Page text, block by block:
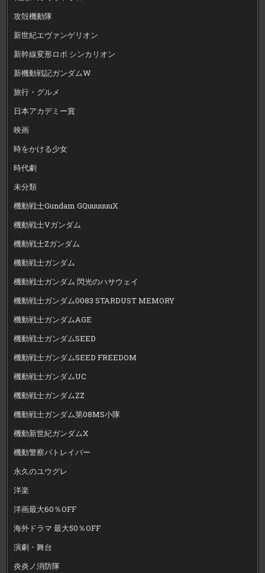
攻殻機動隊
新世紀エヴァンゲリオン
新幹線変形ロボ シンカリオン
新機動戦記ガンダムW
旅行・グルメ
日本アカデミー賞
映画
時をかける少女
時代劇
未分類
機動戦士Gundam GQuuuuuuX
機動戦士Vガンダム
機動戦士Zガンダム
機動戦士ガンダム
機動戦士ガンダム 閃光のハサウェイ
機動戦士ガンダム0083 STARDUST MEMORY
機動戦士ガンダムAGE
機動戦士ガンダムSEED
機動戦士ガンダムSEED FREEDOM
機動戦士ガンダムUC
機動戦士ガンダムZZ
機動戦士ガンダム第08MS小隊
機動新世紀ガンダムX
機動警察パトレイバー
永久のユウグレ
洋楽
洋画最大60％OFF
海外ドラマ 最大50％OFF
演劇・舞台
炎炎ノ消防隊